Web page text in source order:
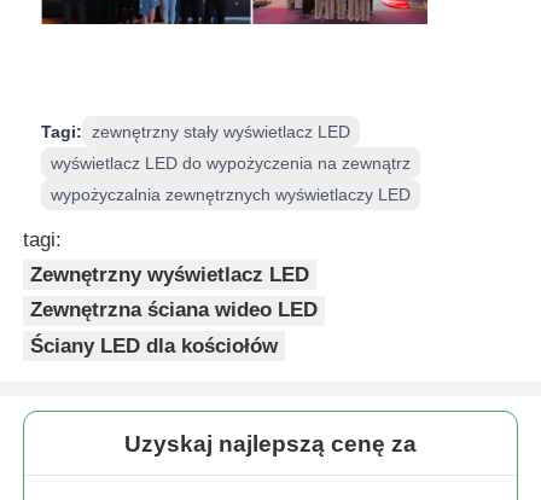
Tagi: zewnętrzny stały wyświetlacz LED
wyświetlacz LED do wypożyczenia na zewnątrz
wypożyczalnia zewnętrznych wyświetlaczy LED
tagi:
Zewnętrzny wyświetlacz LED
Zewnętrzna ściana wideo LED
Ściany LED dla kościołów
Uzyskaj najlepszą cenę za